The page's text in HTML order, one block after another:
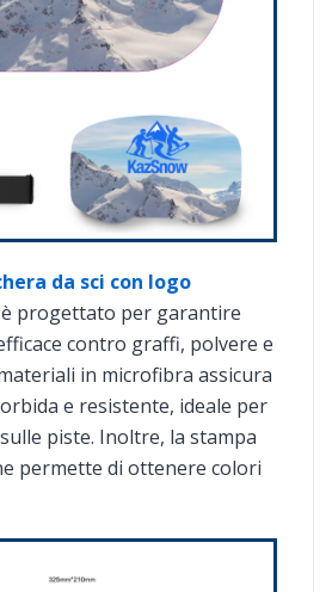
da sci con logo
è progettato per garantire
contro graffi, polvere e
in microfibra assicura
e resistente, ideale per
piste. Inoltre, la stampa
permette di ottenere colori